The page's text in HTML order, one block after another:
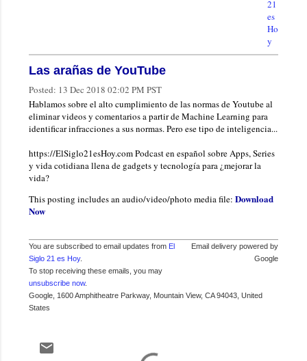
Las arañas de YouTube
Posted: 13 Dec 2018 02:02 PM PST
Hablamos sobre el alto cumplimiento de las normas de Youtube al
eliminar videos y comentarios a partir de Machine Learning para
identificar infracciones a sus normas. Pero ese tipo de inteligencia...
https://ElSiglo21esHoy.com Podcast en español sobre Apps, Series
y vida cotidiana llena de gadgets y tecnología para ¿mejorar la
vida?
This posting includes an audio/video/photo media file: Download
Now
You are subscribed to email updates from El
Siglo 21 es Hoy.
To stop receiving these emails, you may
unsubscribe now.
Email delivery powered by
Google
Google, 1600 Amphitheatre Parkway, Mountain View, CA 94043, United
States